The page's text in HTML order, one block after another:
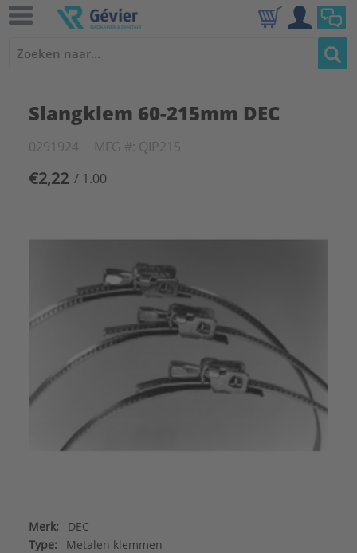
Slangklem 60-215mm DEC
0291924 MFG #: QIP215
€2,22 / 1.00
Merk:
DEC
Type:
Metalen klemmen